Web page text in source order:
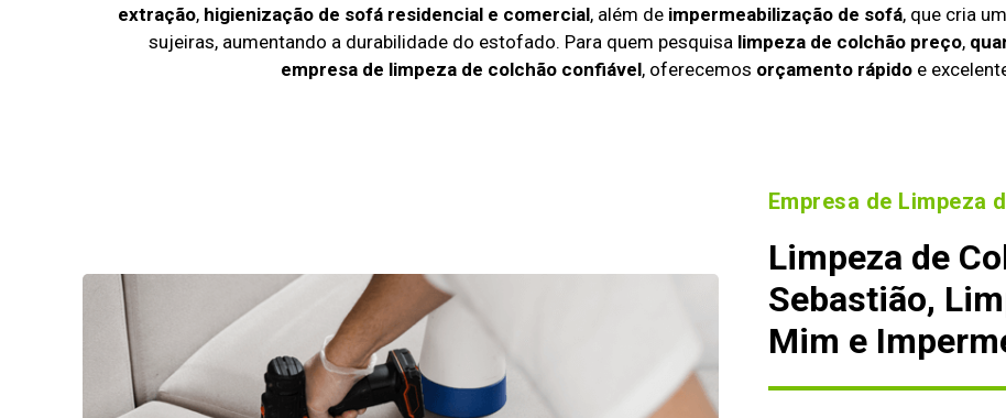
extração, higienização de sofá residencial e comercial, além de impermeabilização de sofá, que cria
sujeiras, aumentando a durabilidade do estofado. Para quem pesquisa limpeza de colchão preço,
empresa de limpeza de colchão confiável, oferecemos orçamento rápido e
Empresa de Limpeza
Limpeza de
Sebastião,
Mim e